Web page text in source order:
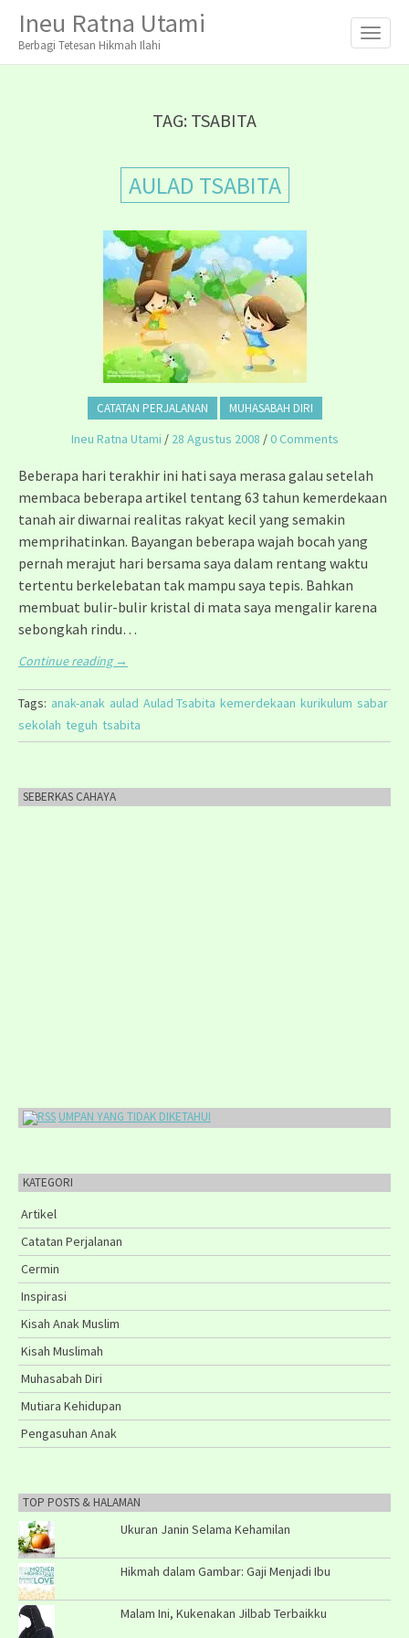
I
Ineu Ratna Utami
Berbagi Tetesan Hikmah Ilahi
TAG: TSABITA
AULAD TSABITA
CATATAN PERJALANAN MUHASABAH DIRI
Ineu Ratna Utami / 28 Agustus 2008 /0 Comments
Beberapa hari terakhir ini hati saya merasa galau setelah
membaca beberapa artikel tentang 63 tahun kemerdekaan
tanah air diwarnai realitas rakyat kecil yang semakin
memprihatinkan. Bayangan beberapa wajah bocah yang
pernah merajut hari bersama saya dalam rentang waktu
tertentu berkelebatan tak mampu saya tepis. Bahkan
membuat bulir-bulir kristal di mata saya mengalir karena
sebongkah rindu…
Continue reading →
Tags: anak-anak aulad Aulad Tsabita kemerdekaan kurikulum sabar
sekolah teguh tsabita
SEBERKAS CAHAYA
UMPAN YANG TIDAK DIKETAHUI
KATEGORI
Artikel
Catatan Perjalanan
Cermin
Inspirasi
Kisah Anak Muslim
Kisah Muslimah
Muhasabah Diri
Mutiara Kehidupan
Pengasuhan Anak
TOP POSTS & HALAMAN
Ukuran Janin Selama Kehamilan
Hikmah dalam Gambar: Gaji Menjadi Ibu
Malam Ini, Kukenakan Jilbab Terbaikku